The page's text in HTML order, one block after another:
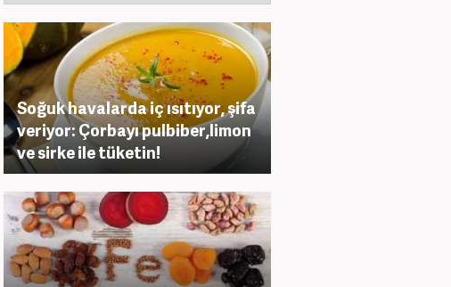
Soğuk havalarda iç ısıtıyor, şifa
veriyor: Çorbayı pulbiber,limon
ve sirke ile tüketin!